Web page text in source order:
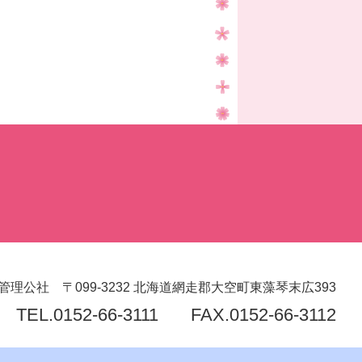
理公社 〒099-3232 北海道網走郡大空町東藻琴末広393
TEL.0152-66-3111 FAX.0152-66-3112